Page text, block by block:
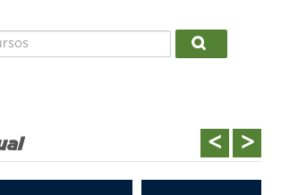
Buscar
< >